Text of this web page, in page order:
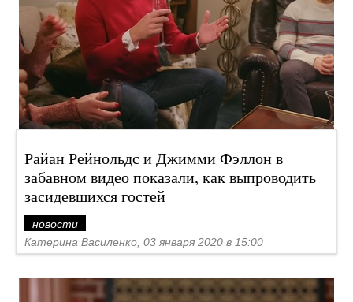
Райан Рейнольдс и Джимми Фэллон в
забавном видео показали, как выпроводить
засидевшихся гостей
новости
Катерина Василенко, 03 января 2020 в 15:00